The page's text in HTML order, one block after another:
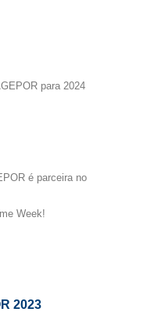
para 2024
é parceira no
Week!
2023